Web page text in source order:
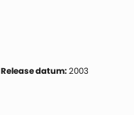
Release datum: 2003